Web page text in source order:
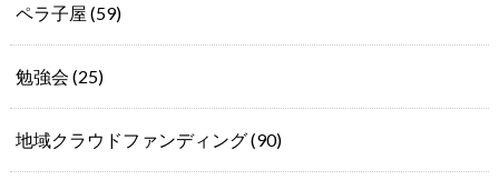
ペラ子屋 (59)
勉強会 (25)
地域クラウドファンディング(90)